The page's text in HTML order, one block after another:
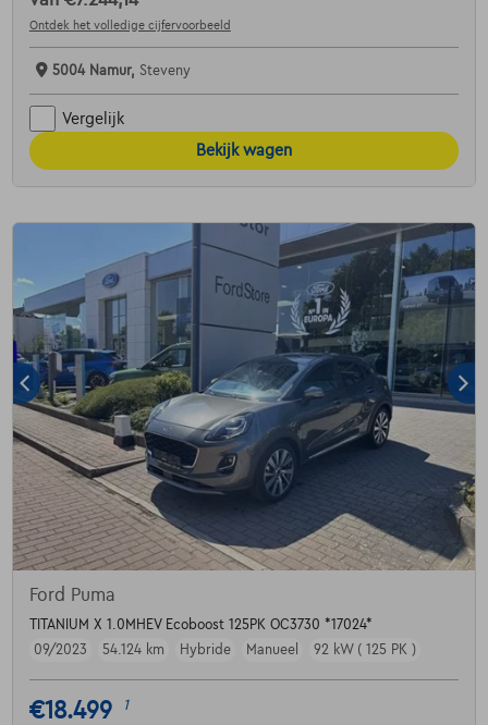
Ontdek het volledige cijfervoorbeeld
5004 Namur, Steveny
Vergelijk
Bekijk wagen
Ford Puma
TITANIUM X 1.0MHEV Ecoboost 125PK OC3730 *17024*
09/2023
54.124 km Hybride Manueel 92 kW ( 125 PK )
€18.499 1